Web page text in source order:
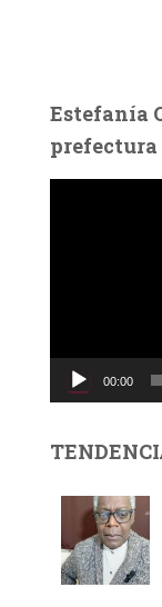
Estefanía
prefectura
c
d
00:00